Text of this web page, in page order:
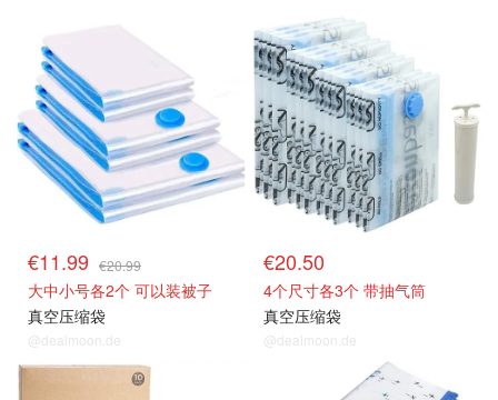
€11.99 €20.99
大中小号各2个 可以装被子
真空压缩袋
@dealmoon.de
€20.50
4个尺寸各3个 带抽气筒
真空压缩袋
@dealmoon.de